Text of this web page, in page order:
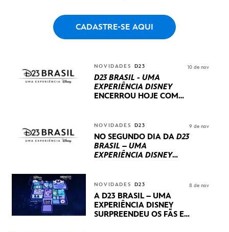
CADASTRE-SE AQUI
NOVIDADES D23
D23 BRASIL - UMA
EXPERIÊNCIA DISNEY
ENCERROU HOJE COM
INTERNACIONAIS E
PRODUÇÕES BRASILEIRAS
10 de nov
NOVIDADES D23
NO SEGUNDO DIA DA D23
BRASIL – UMA
EXPERIÊNCIA DISNEY
STUDIOS REVELARAM
PRÉVIAS E NOVIDADES
DOS SEUS PRÓXIMOS
LANÇAMENTOS
9 de nov
NOVIDADES D23
A D23 BRASIL – UMA
EXPERIÊNCIA DISNEY
SURPREENDEU OS FÃS EM
8 de nov